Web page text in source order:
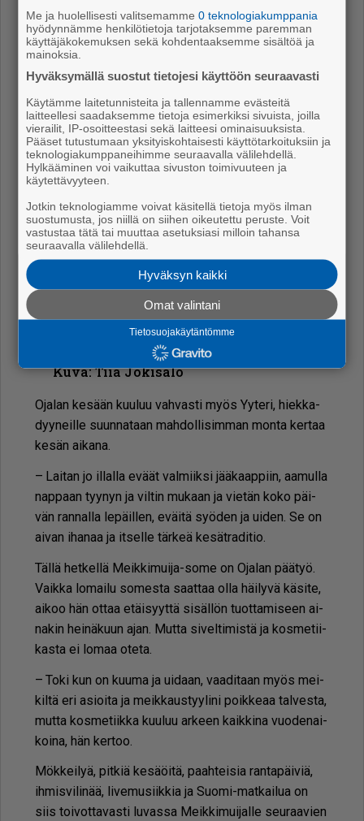
Ak­ku­ja on la­dat­tu tal­ven ai­ka­na niin, et­tä tätä ke­sää
var­ten tah­to men­nä on hui­pus­saan.
– Tä­män ke­sän suh­teen on nous­sut tun­ne sii­tä, et­tä
tänä nyt on kiva teh­dä, näh­dä ja ko­kea pal­jon.
Työnjako on melko selvä, Jonna
vastaa sisätiloista ja puutarhassa
viihtyvä sisko huolehtii pihasta.
Kuva: Tiia Jokisalo
Oja­lan ke­sään kuu­luu vah­vas­ti myös Yy­te­ri, hiek­ka­
dyy­neil­le suun­na­taan mah­dol­li­sim­man mon­ta ker­taa
ke­sän ai­ka­na.
– Lai­tan jo il­lal­la eväät val­miik­si jää­kaap­piin, aa­mul­la
nap­paan tyy­nyn ja vil­tin mu­kaan ja vie­tän koko päi­
vän ran­nal­la le­päil­len, eväi­tä syö­den ja ui­den. Se on
ai­van iha­naa ja it­sel­le tär­keä ke­sät­ra­di­tio.
Täl­lä het­kel­lä Meik­ki­mui­ja-some on Oja­lan pää­työ.
Vaik­ka lo­mai­lu so­mes­ta saat­taa ol­la häi­ly­vä kä­si­te,
ai­koo hän ot­taa etäi­syyt­tä si­säl­lön tuot­ta­mi­seen ai­
na­kin hei­nä­kuun ajan. Mut­ta si­vel­ti­mis­tä ja kos­me­tii­
kas­ta ei lo­maa ote­ta.
– Toki kun on kuu­ma ja ui­daan, vaa­di­taan myös mei­
kil­tä eri asi­oi­ta ja meik­kaus­tyy­li­ni poik­ke­aa tal­ves­ta,
mut­ta kos­me­tiik­ka kuu­luu ar­keen kaik­ki­na vuo­de­nai­
koi­na, hän ker­too.
Mök­kei­lyä, pit­kiä ke­sä­öi­tä, paah­tei­sia ran­ta­päi­viä,
ih­mis­vi­li­nää, li­ve­mu­siik­kia ja Suo­mi-mat­kai­lua on
siis toi­vot­ta­vas­ti lu­vas­sa Meik­ki­mui­jal­le seu­raa­vien
Me ja huolellisesti valitsemamme0 teknologiakumppania
hyödynnämme henkilötietoja tarjotaksemme paremman
käyttäjäkokemuksen sekä kohdentaaksemme sisältöä ja
mainoksia.
Hyväksymällä suostut tietojesi käyttöön seuraavasti
Käytämme laitetunnisteita ja tallennamme evästeitä
laitteellesi saadaksemme tietoja esimerkiksi sivuista, joilla
vierailit, IP-osoitteestasi sekä laitteesi ominaisuuksista.
Pääset tutustumaan yksityiskohtaisesti käyttötarkoituksiin ja
teknologiakumppaneihimme seuraavalla välilehdellä.
Hylkääminen voi vaikuttaa sivuston toimivuuteen ja
käytettävyyteen.
Jotkin teknologiamme voivat käsitellä tietoja myös ilman
suostumusta, jos niillä on siihen oikeutettu peruste. Voit
vastustaa tätä tai muuttaa asetuksiasi milloin tahansa
seuraavalla välilehdellä.
Hyväksyn kaikki
Omat valintani
Tietosuojakäytäntömme